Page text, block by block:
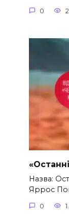
0
Назва:
Яррос
0